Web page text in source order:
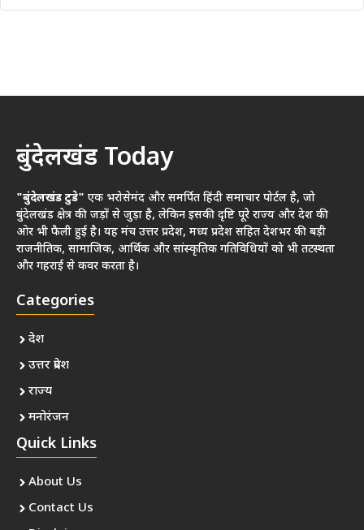
बुंदेलखंड Today
"बुंदेलखंड टुडे" एक भरोसेमंद और समर्पित हिंदी समाचार पोर्टल है, जो
बुंदेलखंड क्षेत्र की जड़ों से जुड़ा है, लेकिन इसकी दृष्टि पूरे राज्य और देश की
ओर भी फैली हुई है। यह मंच उत्तर प्रदेश, मध्य प्रदेश सहित देशभर की बड़ी
राजनीतिक, सामाजिक, आर्थिक और सांस्कृतिक गतिविधियों को भी तटस्थता
और गहराई से कवर करता है।
Categories
देश
उत्तर प्रदेश
राज्य
मनोरंजन
Quick Links
About Us
Contact Us